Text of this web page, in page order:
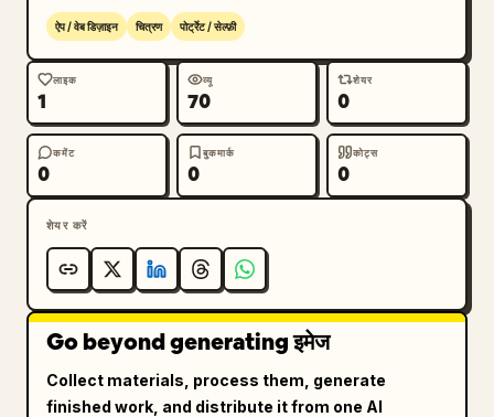
ऐप / वेब डिज़ाइन चित्रण पोर्ट्रेट / सेल्फ़ी
लाइक
1
व्यू
70
शेयर
0
कमेंट
0
बुकमार्क
0
कोट्स
0
शेयर करें
Go beyond generating इमेज
Collect materials, process them, generate
finished work, and distribute it from one AI